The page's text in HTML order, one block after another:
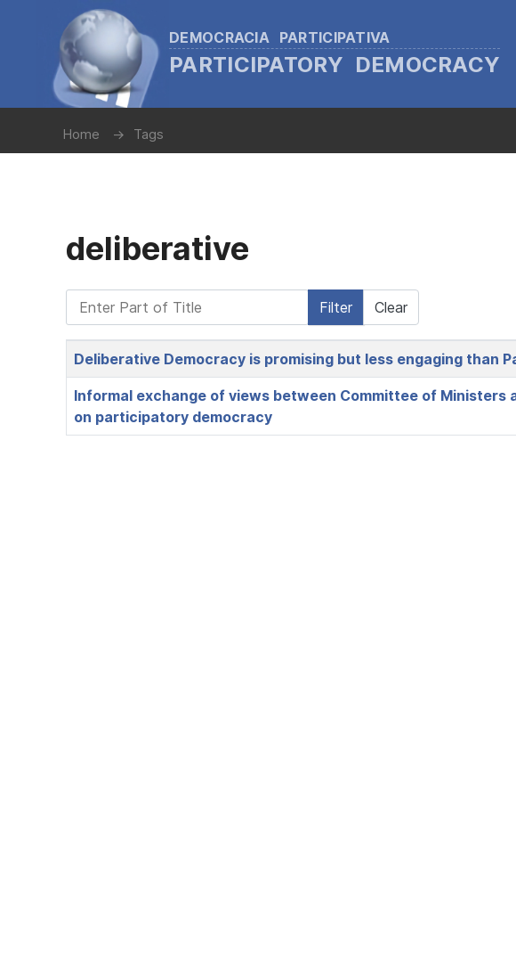
DEMOCRACIA PARTICIPATIVA
PARTICIPATORY DEMOCRACY
Home Tags
deliberative
Enter Part of Title Filter Clear
Title
Deliberative Democracy is promising but less engaging than
Informal exchange of views between Committee of
on participatory democracy